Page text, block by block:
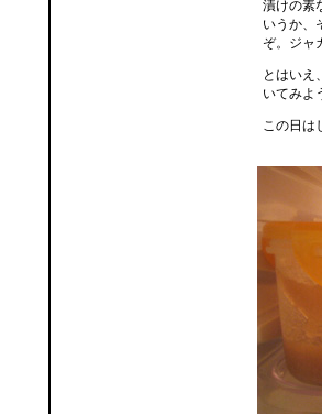
漬けの素
いうか、
ぞ。ジャ
とはいえ
いてみよ
この日は